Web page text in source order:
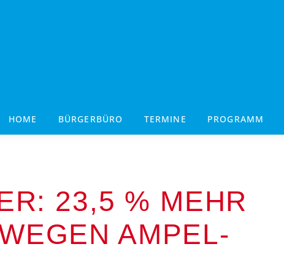
HOME BÜRGERBÜRO TERMINE PROGRAMM
23,5 % MEHR
AMPEL-